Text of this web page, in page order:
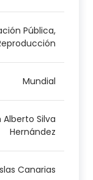
Pública,
Mundial
Alberto Silva
Hernández
Canarias